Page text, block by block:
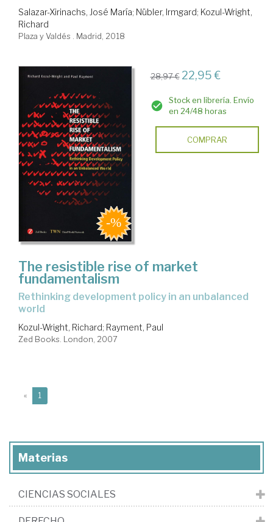
Salazar-Xirinachs, José María; Nübler, Irmgard; Kozul-Wright,
Richard
Plaza y Valdés . Madrid, 2018
28,97 € 22,95 €
Stock en librería. Envío
en 24/48 horas
COMPRAR
The resistible rise of market
fundamentalism
rethinking development policy in an unbalanced
world
Kozul-Wright, Richard; Rayment, Paul
Zed Books. London, 2007
« 1
Materias
CIENCIAS SOCIALES